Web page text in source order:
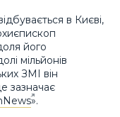
в Києві,
його
мільйонів
ЗМІ він
зазначає
».